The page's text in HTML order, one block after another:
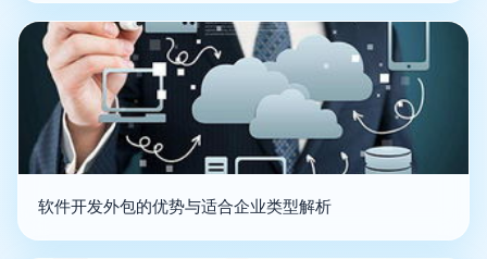
软件开发外包的优势与适合企业类型解析